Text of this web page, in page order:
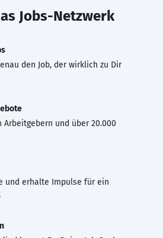
Jobs-Netzwerk
den Job, der wirklich zu Dir
Arbeitgebern und über 20.000
und erhalte Impulse für ein